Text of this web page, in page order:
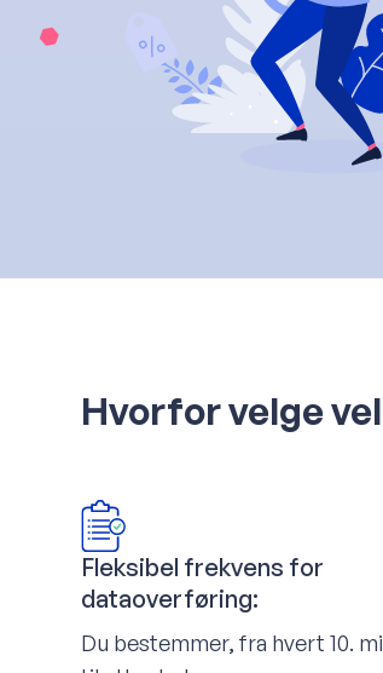
Hvorfor velge
Fleksibel frekvens for
dataoverføring:
Du bestemmer, fra hvert 10.